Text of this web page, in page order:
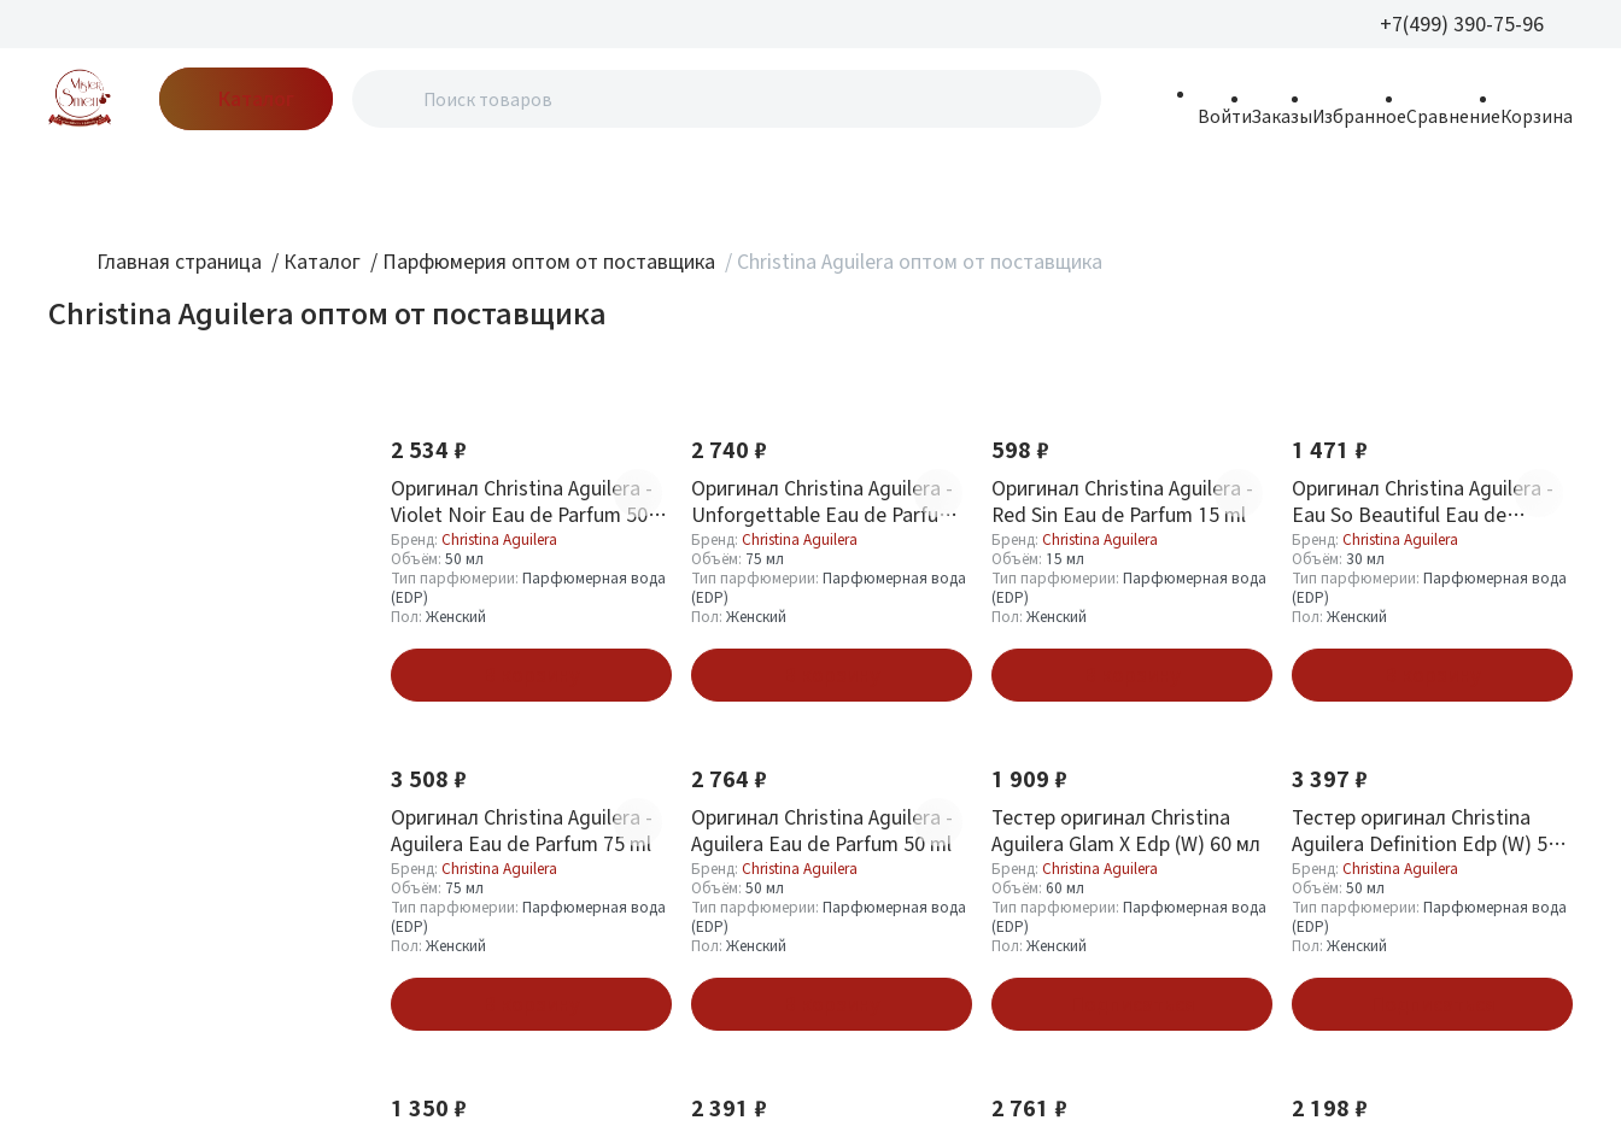
+7(499) 390-75-96
Каталог
ВойтиЗаказыИзбранноеСравнениеКорзина
Главная страница / Каталог / Парфюмерия оптом от поставщика / Christina Aguilera оптом от поставщика
Christina Aguilera оптом от поставщика
2 534 ₽
Оригинал Christina Aguilera -
Violet Noir Eau de Parfum 50
ml
Бренд: Christina Aguilera
Объём: 50 мл
Тип парфюмерии: Парфюмерная вода
(EDP)
Пол: Женский
2 740 ₽
Оригинал Christina Aguilera -
Unforgettable Eau de Parfum
75 ml
Бренд: Christina Aguilera
Объём: 75 мл
Тип парфюмерии: Парфюмерная вода
(EDP)
Пол: Женский
598 ₽
Оригинал Christina Aguilera -
Red Sin Eau de Parfum 15 ml
Бренд: Christina Aguilera
Объём: 15 мл
Тип парфюмерии: Парфюмерная вода
(EDP)
Пол: Женский
1 471 ₽
Оригинал Christina Aguilera -
Eau So Beautiful Eau de
Parfum 30 ml
Бренд: Christina Aguilera
Объём: 30 мл
Тип парфюмерии: Парфюмерная вода
(EDP)
Пол: Женский
3 508 ₽
Оригинал Christina Aguilera -
Aguilera Eau de Parfum 75 ml
Бренд: Christina Aguilera
Объём: 75 мл
Тип парфюмерии: Парфюмерная вода
(EDP)
Пол: Женский
2 764 ₽
Оригинал Christina Aguilera -
Aguilera Eau de Parfum 50 ml
Бренд: Christina Aguilera
Объём: 50 мл
Тип парфюмерии: Парфюмерная вода
(EDP)
Пол: Женский
1 909 ₽
Тестер оригинал Christina
Aguilera Glam X Edp (W) 60 мл
Бренд: Christina Aguilera
Объём: 60 мл
Тип парфюмерии: Парфюмерная вода
(EDP)
Пол: Женский
3 397 ₽
Тестер оригинал Christina
Aguilera Definition Edp (W) 50
мл
Бренд: Christina Aguilera
Объём: 50 мл
Тип парфюмерии: Парфюмерная вода
(EDP)
Пол: Женский
1 350 ₽ 2 391 ₽ 2 761 ₽ 2 198 ₽